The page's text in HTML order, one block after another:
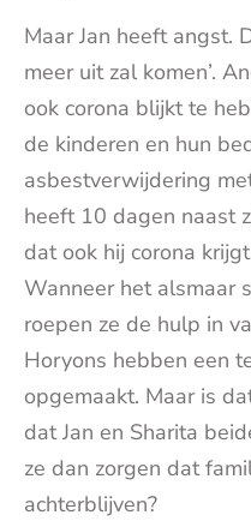
Maar Jan heeft angst.
meer uit zal komen’.
ook corona blijkt te
de kinderen en hun
asbestverwijdering
heeft 10 dagen naast
dat ook hij corona
Wanneer het alsmaar
roepen ze de hulp in
Horyons hebben een
opgemaakt. Maar is
dat Jan en Sharita
ze dan zorgen dat
achterblijven?